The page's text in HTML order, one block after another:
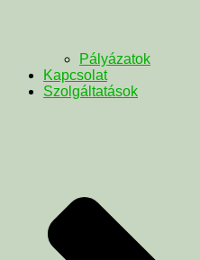
Pályázatok
Kapcsolat
Szolgáltatások